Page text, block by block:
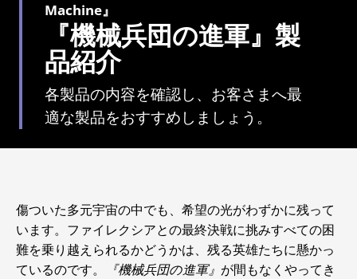
Machine』
『機械兵団の進軍』製
品紹介
各製品の内容を確認し、お客さまへ最
適な製品をおすすめしましょう。
傷ついた多元宇宙の中でも、希望の光がわずかに残って
います。ファイレクシアとの最終決戦に挑みすべての困
難を乗り越えられるかどうかは、残る英雄たちに懸かっ
ているのです。
『機械兵団の進軍』 が間もなくやってき